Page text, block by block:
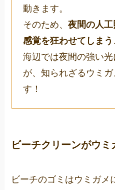
動きます。
そのため、 夜間の人
感覚を狂わせてしまう
海辺では夜間の強い
が、知られざるウミ
す！
ビーチクリーンがウミ
ビーチのゴミはウミガメ